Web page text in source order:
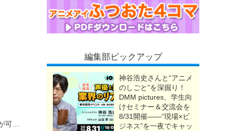
編集部ピックアップ
神谷浩史さんと“アニメ
のしごと”を深掘り！
DMM pictures、学生向
けセミナー＆交流会を
8/31開催――“現場×ビ
ジネス”を一夜でキャッ